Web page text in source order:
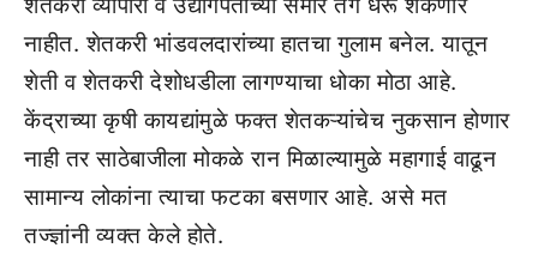
नाहीत. शेतकरी भांडवलदारांच्या हातचा गुलाम बनेल. यातून
शेती व शेतकरी देशोधडीला लागण्याचा धोका मोठा आहे.
केंद्राच्या कृषी कायद्यांमुळे फक्त शेतकऱ्यांचेच नुकसान होणार
नाही तर साठेबाजीला मोकळे रान मिळाल्यामुळे महागाई वाढून
सामान्य लोकांना त्याचा फटका बसणार आहे. असे मत
तज्ज्ञांनी व्यक्त केले होते.